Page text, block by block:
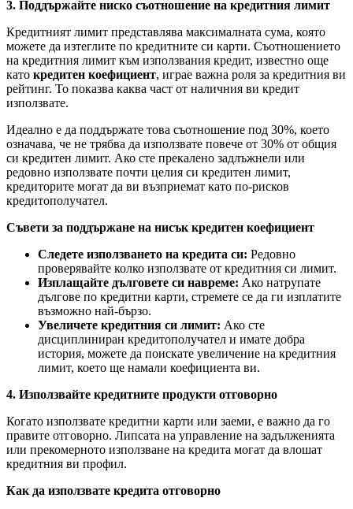
3. Поддържайте ниско съотношение на кредитния лимит
Кредитният лимит представлява максималната сума, която
можете да изтеглите по кредитните си карти. Съотношението
на кредитния лимит към използвания кредит, известно още
като кредитен коефициент, играе важна роля за кредитния ви
рейтинг. То показва каква част от наличния ви кредит
използвате.
Идеално е да поддържате това съотношение под 30%, което
означава, че не трябва да използвате повече от 30% от общия
си кредитен лимит. Ако сте прекалено задлъжнели или
редовно използвате почти целия си кредитен лимит,
кредиторите могат да ви възприемат като по-рисков
кредитополучател.
Съвети за поддържане на нисък кредитен коефициент
Следете използването на кредита си: Редовно
проверявайте колко използвате от кредитния си лимит.
Изплащайте дълговете си навреме: Ако натрупате
дългове по кредитни карти, стремете се да ги изплатите
възможно най-бързо.
Увеличете кредитния си лимит: Ако сте
дисциплиниран кредитополучател и имате добра
история, можете да поискате увеличение на кредитния
лимит, което ще намали коефициента ви.
4. Използвайте кредитните продукти отговорно
Когато използвате кредитни карти или заеми, е важно да го
правите отговорно. Липсата на управление на задълженията
или прекомерното използване на кредита могат да влошат
кредитния ви профил.
Как да използвате кредита отговорно